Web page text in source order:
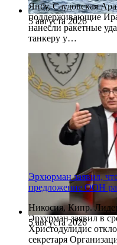
5 августа 2026
Янбу, Саудовская
поддерживающие
нанесли ракетные
танкеру у…
5 августа 2026
Эрхюрман заявил,
предложение ООН
Никосия, Кипр.
Эрхурман заявил в
Христодулидис
секретаря